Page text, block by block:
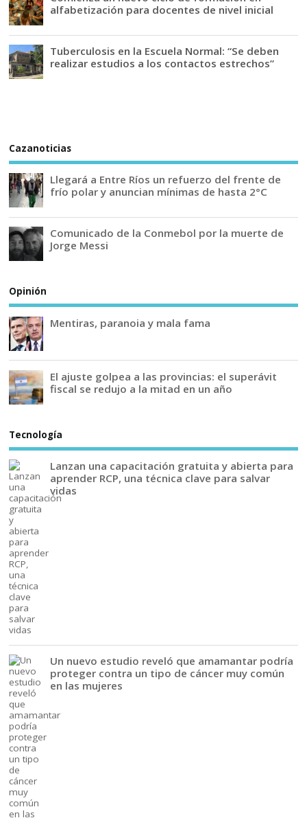
alfabetización para docentes de nivel inicial
Tuberculosis en la Escuela Normal: “Se deben
realizar estudios a los contactos estrechos”
Cazanoticias
Llegará a Entre Ríos un refuerzo del frente de
frío polar y anuncian mínimas de hasta 2°C
Comunicado de la Conmebol por la muerte de
Jorge Messi
Opinión
Mentiras, paranoia y mala fama
El ajuste golpea a las provincias: el superávit
fiscal se redujo a la mitad en un año
Tecnología
Lanzan una capacitación gratuita y abierta para
aprender RCP, una técnica clave para salvar
vidas
Un nuevo estudio reveló que amamantar podría
proteger contra un tipo de cáncer muy común
en las mujeres